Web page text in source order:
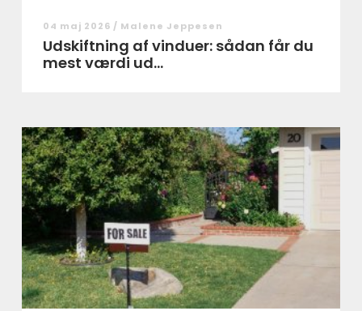
04 maj 2026 / Malene Jeppesen
Udskiftning af vinduer: sådan får du
mest værdi ud...